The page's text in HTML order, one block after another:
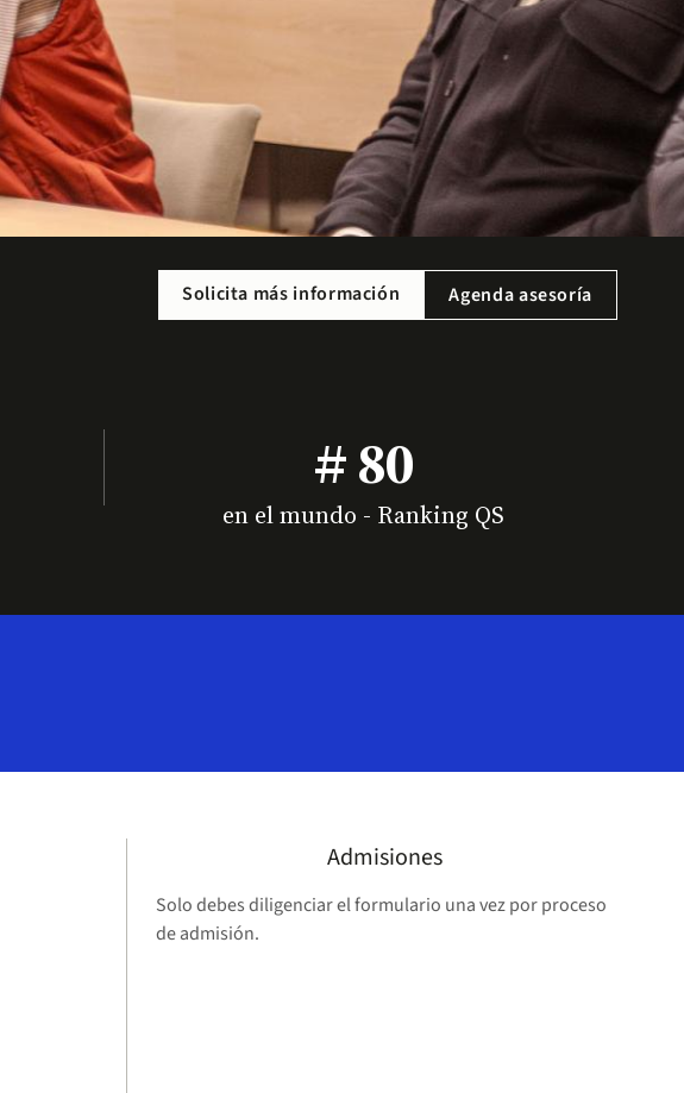
Solicita más información Agenda asesoría
# 80
en el mundo - Ranking QS
Admisiones
Solo debes diligenciar el formulario una vez por proceso
de admisión.